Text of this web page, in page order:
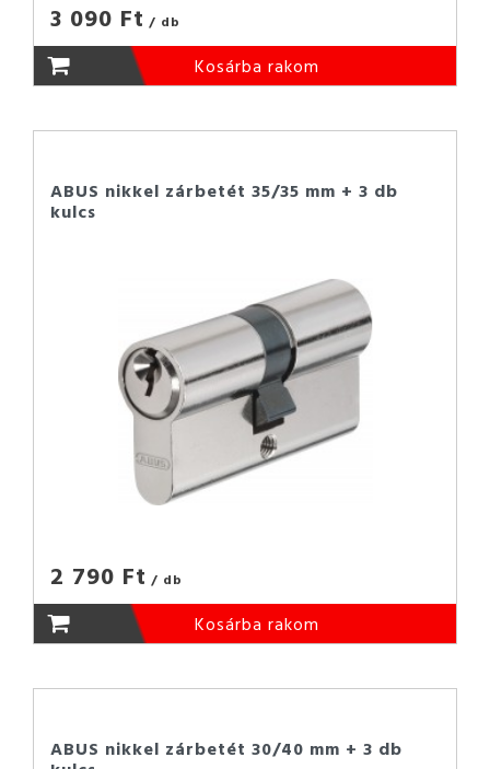
3 090 Ft / db
Kosárba rakom
ABUS nikkel zárbetét 35/35 mm + 3 db
kulcs
2 790 Ft / db
Kosárba rakom
ABUS nikkel zárbetét 30/40 mm + 3 db